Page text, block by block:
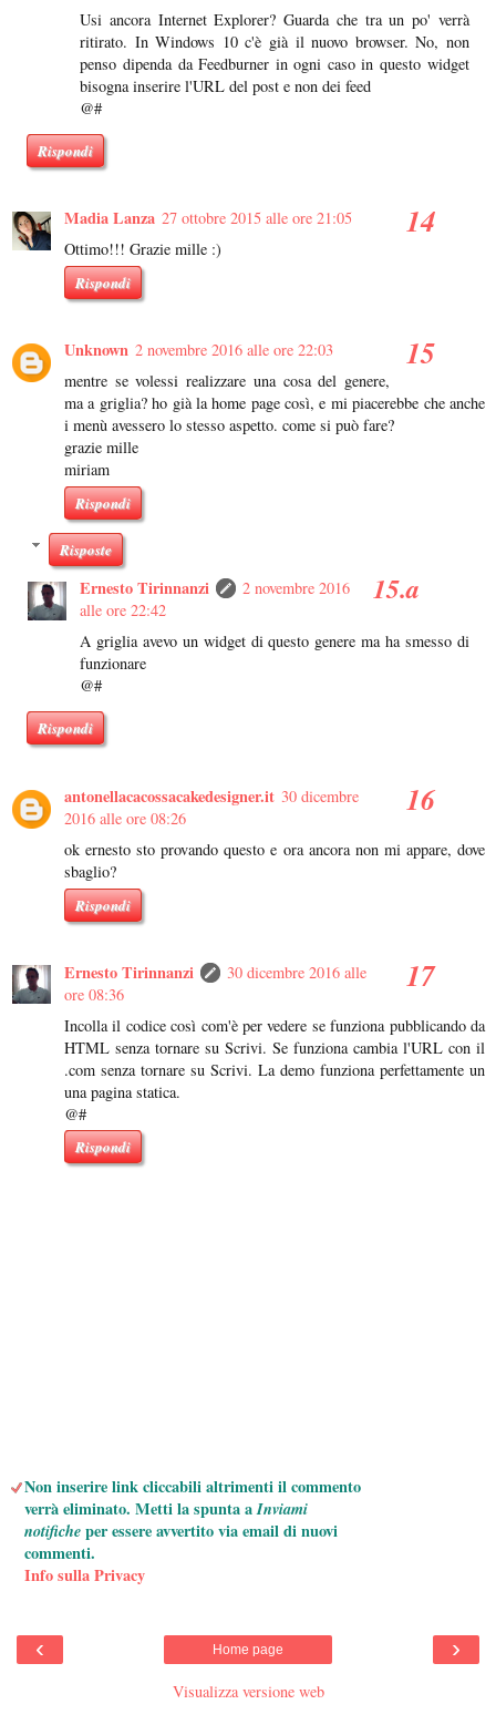
Usi ancora Internet Explorer? Guarda che tra un po' verrà
ritirato. In Windows 10 c'è già il nuovo browser. No, non
penso dipenda da Feedburner in ogni caso in questo widget
bisogna inserire l'URL del post e non dei feed
@#
Rispondi
Madia Lanza 27 ottobre 2015 alle ore 21:05
Ottimo!!! Grazie mille :)
Rispondi
Unknown 2 novembre 2016 alle ore 22:03
mentre se volessi realizzare una cosa del genere,
ma a griglia? ho già la home page così, e mi piacerebbe che anche
i menù avessero lo stesso aspetto. come si può fare?
grazie mille
miriam
Rispondi
Risposte
Ernesto Tirinnanzi
2 novembre 2016
alle ore 22:42
A griglia avevo un widget di questo genere ma ha smesso di
funzionare
@#
Rispondi
antonellacacossacakedesigner.it 30 dicembre
2016 alle ore 08:26
ok ernesto sto provando questo e ora ancora non mi appare, dove
sbaglio?
Rispondi
Ernesto Tirinnanzi
30 dicembre 2016 alle
ore 08:36
Incolla il codice così com'è per vedere se funziona pubblicando da
HTML senza tornare su Scrivi. Se funziona cambia l'URL con il
.com senza tornare su Scrivi. La demo funziona perfettamente un
una pagina statica.
@#
Rispondi
Non inserire link cliccabili altrimenti il commento
verrà eliminato. Metti la spunta aInviami
notificheper essere avvertito via email di nuovi
commenti.
Info sulla Privacy
‹ ›
Home page
Visualizza versione web